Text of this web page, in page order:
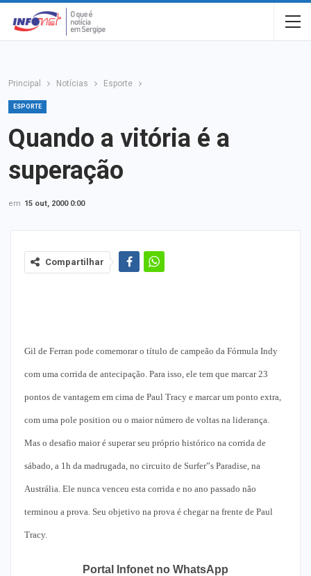
Principal Notícias Esporte
ESPORTE
Quando a vitória é a
superação
em 15 out, 2000 0:00
Compartilhar
Gil de Ferran pode comemorar o título de campeão da Fórmula Indy
com uma corrida de antecipação. Para isso, ele tem que marcar 23
pontos de vantagem em cima de Paul Tracy e marcar um ponto extra,
com uma pole position ou o maior número de voltas na liderança.
Mas o desafio maior é superar seu próprio histórico na corrida de
sábado, a 1h da madrugada, no circuito de Surfer”s Paradise, na
Austrália. Ele nunca venceu esta corrida e no ano passado não
terminou a prova. Seu objetivo na prova é chegar na frente de Paul
Tracy.
Portal Infonet no WhatsApp